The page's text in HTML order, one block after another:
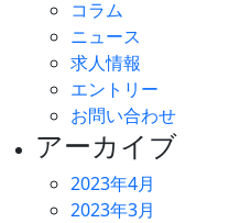
コラム
ニュース
求人情報
エントリー
お問い合わせ
アーカイブ
2023年4月
2023年3月